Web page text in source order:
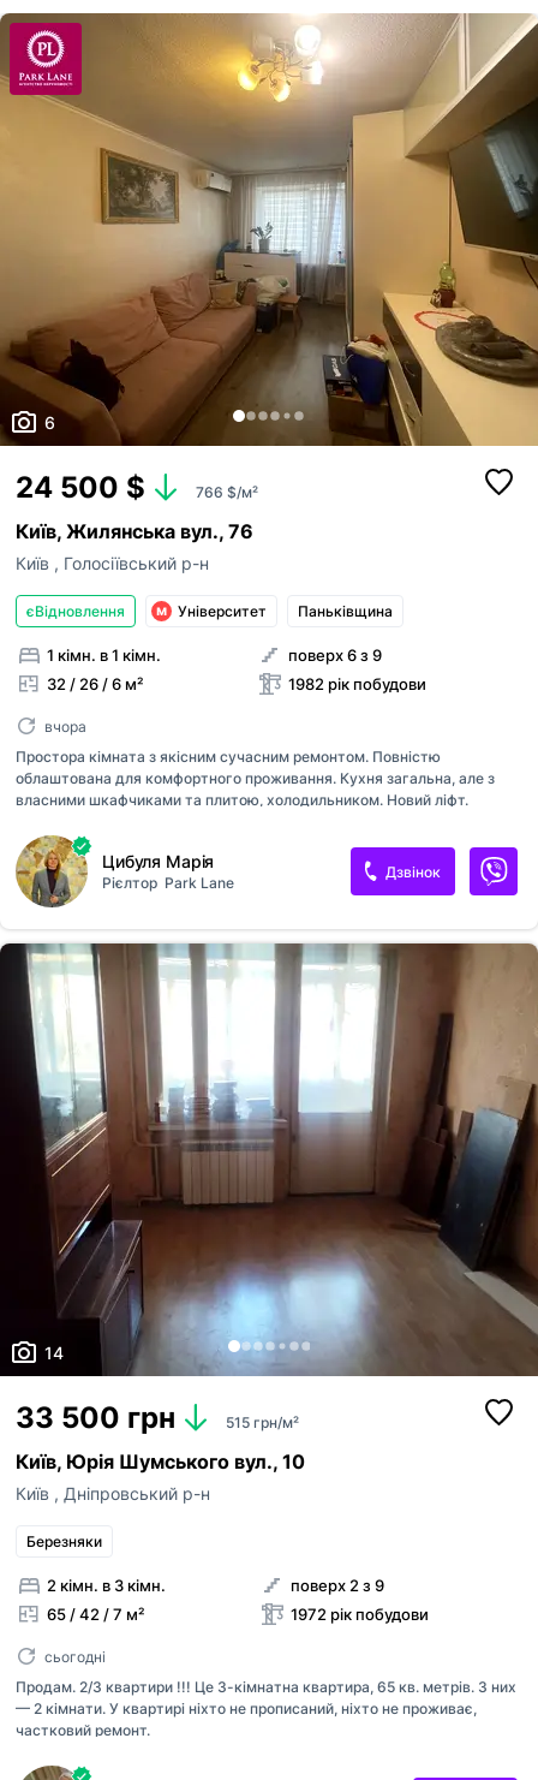
6
24 500 $ 766 $/м²
Київ, Жилянська вул., 76
Київ , Голосіївський р-н
єВідновлення Університет Паньківщина
1 кімн. в 1 кімн.
32 / 26 / 6 м²
поверх 6 з 9
1982 рік побудови
вчора
Простора кімната з якісним сучасним ремонтом. Повністю
облаштована для комфортного проживання. Кухня загальна, але з
власними шкафчиками та плитою, холодильником. Новий ліфт.
інфраструктура та зручна транспортна розвязка. Поруч метро
Університет.Цибуля Марія
Рієлтор Park Lane
Дзвінок
14
33 500 грн 515 грн/м²
Київ, Юрія Шумського вул., 10
Київ , Дніпровський р-н
Березняки
2 кімн. в 3 кімн.
65 / 42 / 7 м²
поверх 2 з 9
1972 рік побудови
сьогодні
Продам. 2/3 квартири !!! Це 3-кімнатна квартира, 65 кв. метрів. З них
— 2 кімнати. У квартирі ніхто не прописаний, ніхто не проживає,
частковий ремонт.